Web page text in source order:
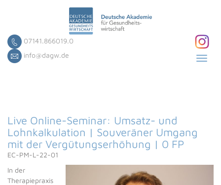
07141.866019.0
info@dagw.de
Live Online-Seminar: Umsatz- und
Lohnkalkulation | Souveräner Umgang
mit der Vergütungserhöhung | 0 FP
EC-PM-L-22-01
In der
Therapiepraxis